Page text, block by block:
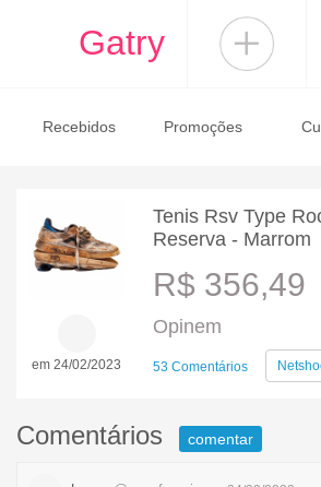
Gatry
Recebidos Promoções
em 24/02/2023
Tenis Rsv Type
Reserva - Marrom
R$ 356,49
Opinem
53 Comentários
Comentários comentar